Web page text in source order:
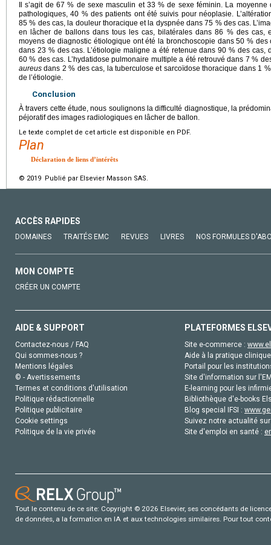
Il s’agit de 67 % de sexe masculin et 33 % de sexe féminin. La
pathologiques, 40 % des patients ont été suivis pour néoplasie.
85 % des cas, la douleur thoracique et la dyspnée dans 75 % des cas.
en lâcher de ballons dans tous les cas, bilatérales dans 86 % des cas,
moyens de diagnostic étiologique ont été la bronchoscopie dans 50 %
dans 23 % des cas. L’étiologie maligne a été retenue dans 90 % des cas,
60 % des cas. L’hydatidose pulmonaire multiple a été retrouvé dans 7 %
aureus dans 2 % des cas, la tuberculose et sarcoïdose thoracique dans 1
de l’étiologie.
Conclusion
À travers cette étude, nous soulignons la difficulté diagnostique, la
péjoratif des images radiologiques en lâcher de ballon.
Le texte complet de cet article est disponible en PDF.
Plan
Déclaration de liens d’intérêts
© 2019 Publié par Elsevier Masson SAS.
ACCÈS RAPIDES
DOMAINES TRAITÉS EMC REVUES LIVRES NOS FORMULES
MON COMPTE
CRÉER UN COMPTE
AIDE & SUPPORT
Contactez-nous / FAQ
Qui sommes-nous ?
Mentions légales
© - Avertissements
Termes et conditions d'utilisation
Politique rédactionnelle
Politique publicitaire
Cookie settings
Politique de la vie privée
PLATEFORMES
Site e-commerce :
Aide à la pratique
Portail pour les
Site d'information sur
E-learning pour les
Bibliothèque d'e-books
Blog special IFSI :
Suivez notre actualité
Site d'emploi en santé :
Tout le contenu de ce site: Copyright © 2026 Elsevier, ses concédants de
de données, a la formation en IA et aux technologies similaires. Pour tout